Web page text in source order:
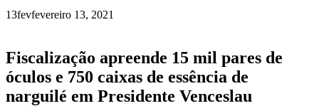
13fevfevereiro 13, 2021
Fiscalização apreende 15 mil pares de
óculos e 750 caixas de essência de
narguilé em Presidente Venceslau